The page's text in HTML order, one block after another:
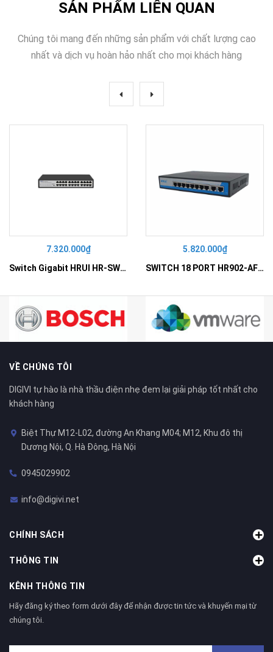
SẢN PHẨM LIÊN QUAN
Chúng tôi mang đến những sản phẩm với chất lượng cao
nhất và dịch vụ hoàn hảo nhất cho mọi khách hàng
7.320.000₫
Switch Gigabit HRUI HR-SWG10240D
5.820.000₫
SWITCH 18 PORT HR902-AF162G-300 – Switch PoE 16 Cổng
VỀ CHÚNG TÔI
DIGIVI tự hào là nhà thầu điện nhẹ đem lại giải pháp tốt nhất cho
khách hàng
Biệt Thự M12-L02, đường An Khang M04; M12, Khu đô thị
Dương Nội, Q. Hà Đông, Hà Nội
0945029902
info@digivi.net
CHÍNH SÁCH
THÔNG TIN
KÊNH THÔNG TIN
Hãy đăng ký theo form dưới đây để nhận được tin tức và khuyến mại từ
chúng tôi.